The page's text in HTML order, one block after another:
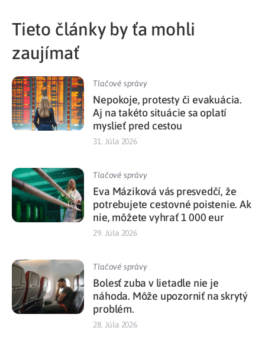
Tieto články by ťa mohli
zaujímať
Tlačové správy
Nepokoje, protesty či evakuácia.
Aj na takéto situácie sa oplatí
myslieť pred cestou
31. Júla 2026
Tlačové správy
Eva Máziková vás presvedčí, že
potrebujete cestovné poistenie. Ak
nie, môžete vyhrať 1 000 eur
29. Júla 2026
Tlačové správy
Bolesť zuba v lietadle nie je
náhoda. Môže upozorniť na skrytý
problém.
28. Júla 2026